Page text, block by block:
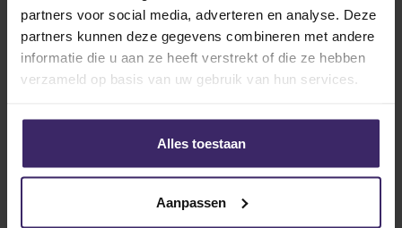
partners voor social media, adverteren en analyse. Deze
partners kunnen deze gegevens combineren met andere
informatie die u aan ze heeft verstrekt of die ze hebben
verzameld op basis van uw gebruik van hun services.
Alles toestaan
Aanpassen